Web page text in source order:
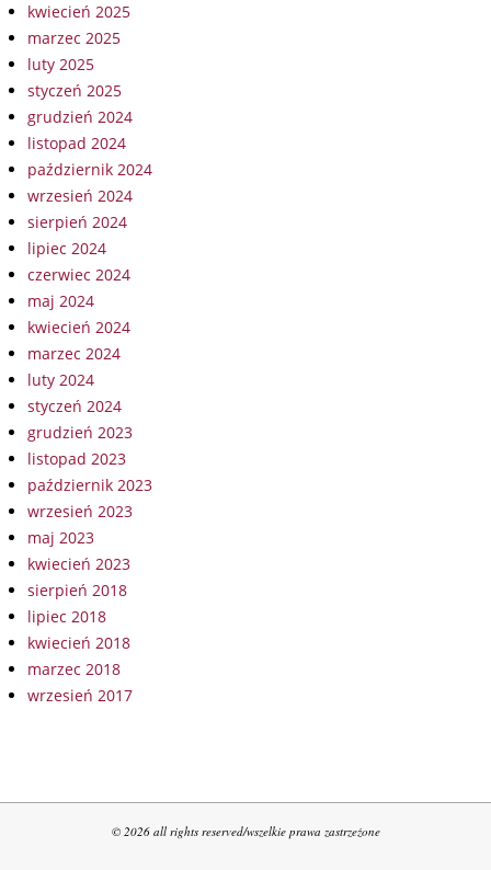
kwiecień 2025
marzec 2025
luty 2025
styczeń 2025
grudzień 2024
listopad 2024
październik 2024
wrzesień 2024
sierpień 2024
lipiec 2024
czerwiec 2024
maj 2024
kwiecień 2024
marzec 2024
luty 2024
styczeń 2024
grudzień 2023
listopad 2023
październik 2023
wrzesień 2023
maj 2023
kwiecień 2023
sierpień 2018
lipiec 2018
kwiecień 2018
marzec 2018
wrzesień 2017
© 2026 all rights reserved/wszelkie prawa zastrzeżone